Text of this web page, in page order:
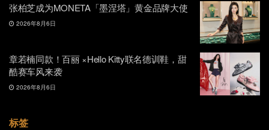
张柏芝成为MONETA「墨涅塔」黄金品牌大使
2026年8月6日
章若楠同款！百丽 ×Hello Kitty联名德训鞋，甜
酷赛车风来袭
2026年8月6日
标签